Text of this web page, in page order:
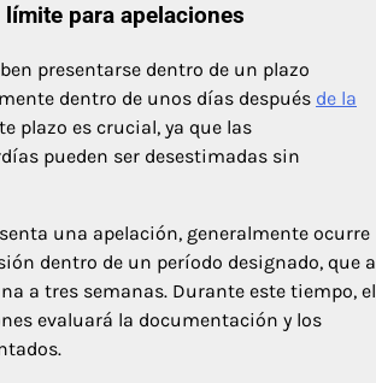
límite para apelaciones
presentarse dentro de un plazo
dentro de unos días después de la
plazo es crucial, ya que las
pueden ser desestimadas sin
una apelación, generalmente ocurre
dentro de un período designado, que a
a tres semanas. Durante este tiempo, el
evaluará la documentación y los